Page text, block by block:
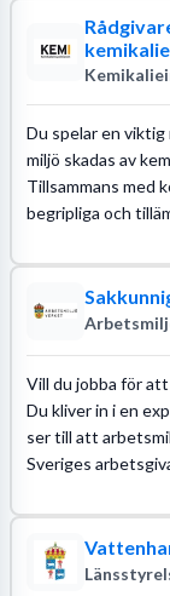
Du spelar en
miljö skadas av
Tillsammans med
begripliga och
Vill du jobba för att
Du kliver in i en
ser till att
Sveriges